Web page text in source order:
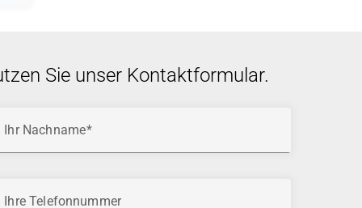
Sie unser Kontaktformular.
Ihr Nachname
Ihre Telefonnummer